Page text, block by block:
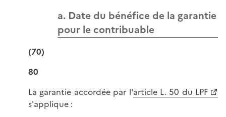
a. Date du bénéfice de la garantie
pour le contribuable
(70)
80
La garantie accordée par l'article L. 50 du LPF
s'applique :